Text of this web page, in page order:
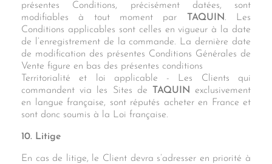
présentes Conditions, précisément datées, sont
modifiables à tout moment par
TAQUIN. Les
Conditions applicables sont celles en vigueur à la date
de l’enregistrement de la commande. La dernière date
de modification des présentes Conditions Générales de
Vente figure en bas des présentes conditions
Territorialité et loi applicable - Les Clients qui
commandent via les Sites de
TAQUIN
exclusivement
en langue française, sont réputés acheter en France et
sont donc soumis à la Loi française.
10. Litige
En cas de litige, le Client devra s’adresser en priorité à